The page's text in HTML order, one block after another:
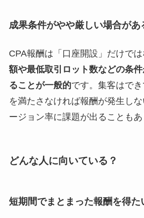
成果条件がやや厳しい場合があ
CPA報酬は「口座開設」だけでは
額や最低取引ロット数などの条
ることが一般的です。集客はで
を満たさなければ報酬が発生し
ージョン率に課題が出ることもあ
どんな人に向いている？
短期間でまとまった報酬を得た